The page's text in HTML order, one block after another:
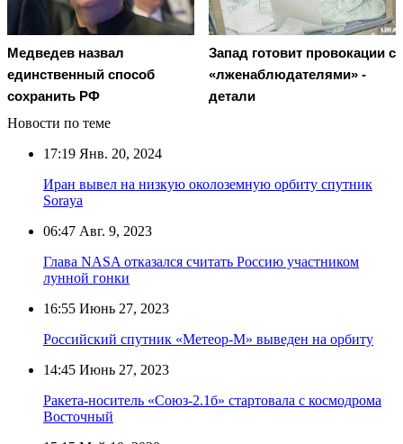
Медведев назвал
единственный способ
сохранить РФ
Запад готовит провокации с
«лженаблюдателями» -
детали
Новости по теме
17:19 Янв. 20, 2024
Иран вывел на низкую околоземную орбиту спутник
Soraya
06:47 Авг. 9, 2023
Глава NASA отказался считать Россию участником
лунной гонки
16:55 Июнь 27, 2023
Российский спутник «Метеор-М» выведен на орбиту
14:45 Июнь 27, 2023
Ракета-носитель «Союз-2.1б» стартовала с космодрома
Восточный